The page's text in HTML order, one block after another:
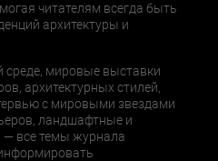
читателям всегда быть
архитектуры и
среде, мировые выставки
архитектурных стилей,
с мировыми звездами
ландшафтные и
— все темы журнала